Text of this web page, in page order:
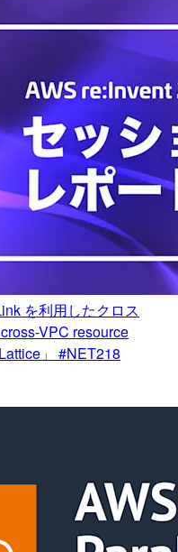
を利用したクロス
VPC resource
」 #NET218